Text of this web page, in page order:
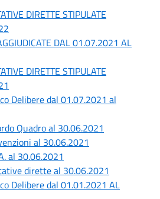
DIRETTE STIPULATE
DAL 01.07.2021 AL
DIRETTE STIPULATE
Delibere dal 01.07.2021 al
Quadro al 30.06.2021
al 30.06.2021
al 30.06.2021
dirette al 30.06.2021
Delibere dal 01.01.2021 AL